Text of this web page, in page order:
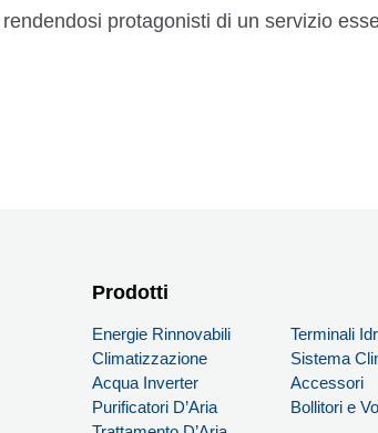
protagonisti di un servizio
Prodotti
Energie Rinnovabili
Climatizzazione
Acqua Inverter
Purificatori D’Aria
Terminali
Sistema
Accessori
Bollitori e